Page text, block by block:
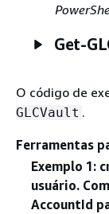
Get-
O código de
GLCVault .
Ferramentas
Exemplo 1:
usuário.
AccountId